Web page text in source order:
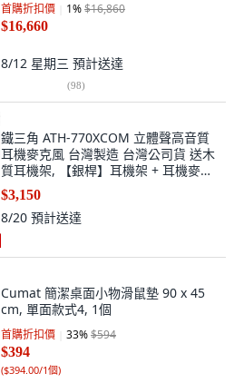
首購折扣價 1%$16,860
$16,660
8/12 星期三 預計送達
(98)
鐵三角 ATH-770XCOM 立體聲高音質
耳機麥克風 台灣製造 台灣公司貨 送木
質耳機架, 【銀桿】耳機架 + 耳機麥克
風
$3,150
8/20 預計送達
Cumat 簡潔桌面小物滑鼠墊 90 x 45
cm, 單面款式4, 1個
首購折扣價 33%$594
$394
($394.00/1個)